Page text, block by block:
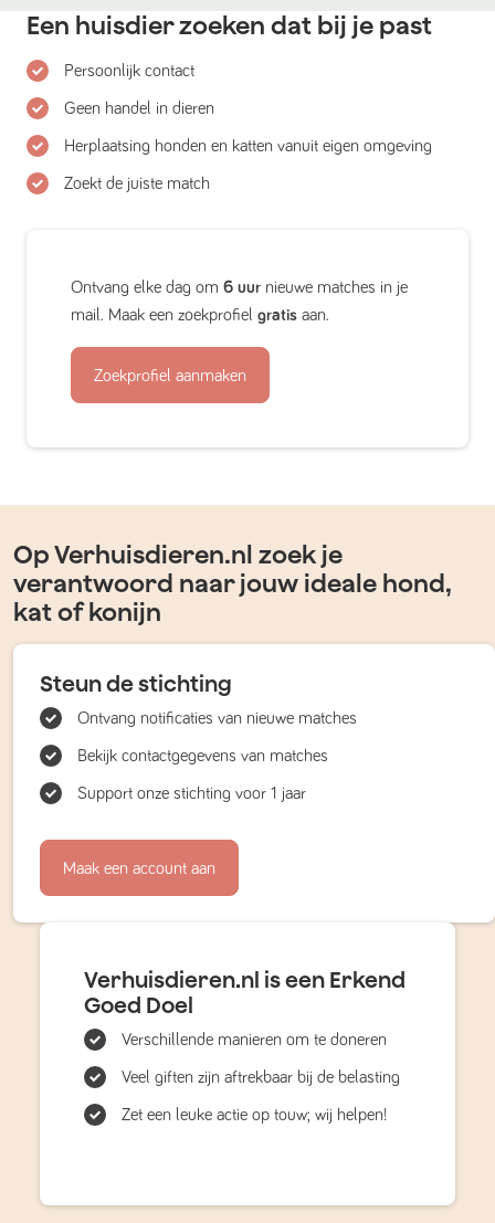
Een huisdier zoeken dat bij je past
Persoonlijk contact
Geen handel in dieren
Herplaatsing honden en katten vanuit eigen omgeving
Zoekt de juiste match
Ontvang elke dag om 6 uur nieuwe matches in je
mail. Maak een zoekprofiel gratis aan.
Zoekprofiel aanmaken
Op Verhuisdieren.nl zoek je
verantwoord naar jouw ideale hond,
kat of konijn
Steun de stichting
Ontvang notificaties van nieuwe matches
Bekijk contactgegevens van matches
Support onze stichting voor 1 jaar
Maak een account aan
Verhuisdieren.nl is een Erkend
Goed Doel
Verschillende manieren om te doneren
Veel giften zijn aftrekbaar bij de belasting
Zet een leuke actie op touw; wij helpen!